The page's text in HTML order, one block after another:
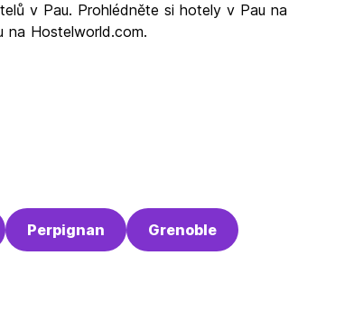
v Pau. Prohlédněte si hotely v Pau na
na Hostelworld.com.
Perpignan Grenoble